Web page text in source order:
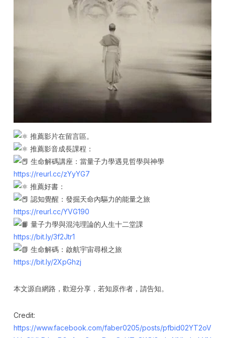
推薦影片在留言區。
推薦影音成長課程：
生命解碼講座：當量子力學遇見哲學與神學
https://reurl.cc/zYyYG7
推薦好書：
認知覺醒：發掘天命內驅力的能量之旅
https://reurl.cc/YVG190
量子力學與混沌理論的人生十二堂課
https://bit.ly/3f2Jtr1
生命解碼：啟航宇宙尋根之旅
https://bit.ly/2XpGhzj
本文源自網路，歡迎分享，若知原作者，請告知。
Credit:
https://www.facebook.com/faber0205/posts/pfbid02YT2oV